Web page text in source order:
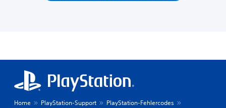
Home PlayStation-Support
PlayStation-Fehlercodes